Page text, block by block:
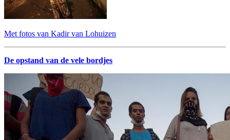
Met fotos van Kadir van Lohuizen
De opstand van de vele bordjes